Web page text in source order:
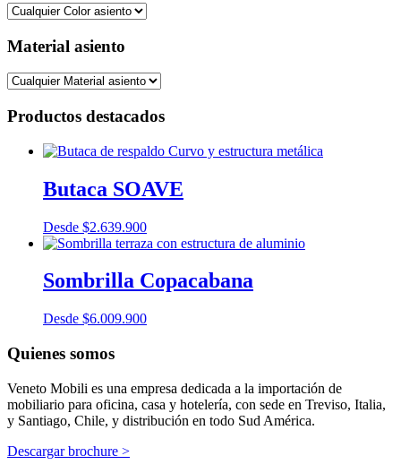
Material asiento
Productos destacados
Butaca SOAVE
Desde $2.639.900
Sombrilla Copacabana
Desde $6.009.900
Quienes somos
Veneto Mobili es una empresa dedicada a la importación de
mobiliario para oficina, casa y hotelería, con sede en Treviso, Italia,
y Santiago, Chile, y distribución en todo Sud América.
Descargar brochure >